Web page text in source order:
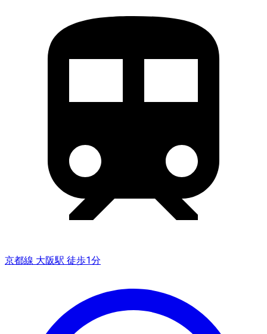
京都線 大阪駅 徒歩1分